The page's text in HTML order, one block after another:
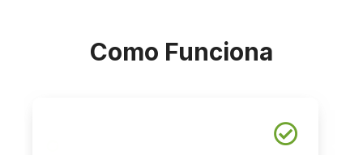
Como Funciona